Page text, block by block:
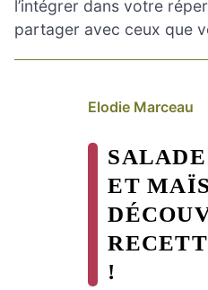
l’intégrer dans votre
partager avec ceux que
Elodie Marceau
ET
!